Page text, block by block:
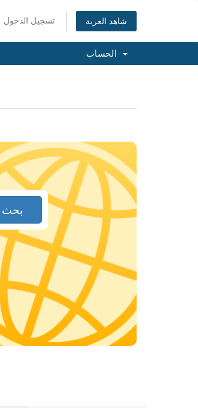
تسجيل الدخول شاهد العربة
بحث